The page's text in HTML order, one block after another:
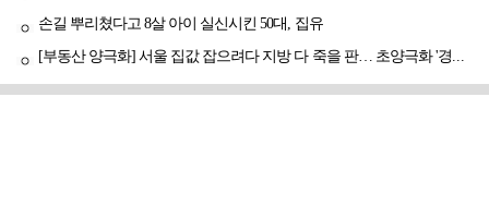
손길 뿌리쳤다고 8살 아이 실신시킨 50대, 집유